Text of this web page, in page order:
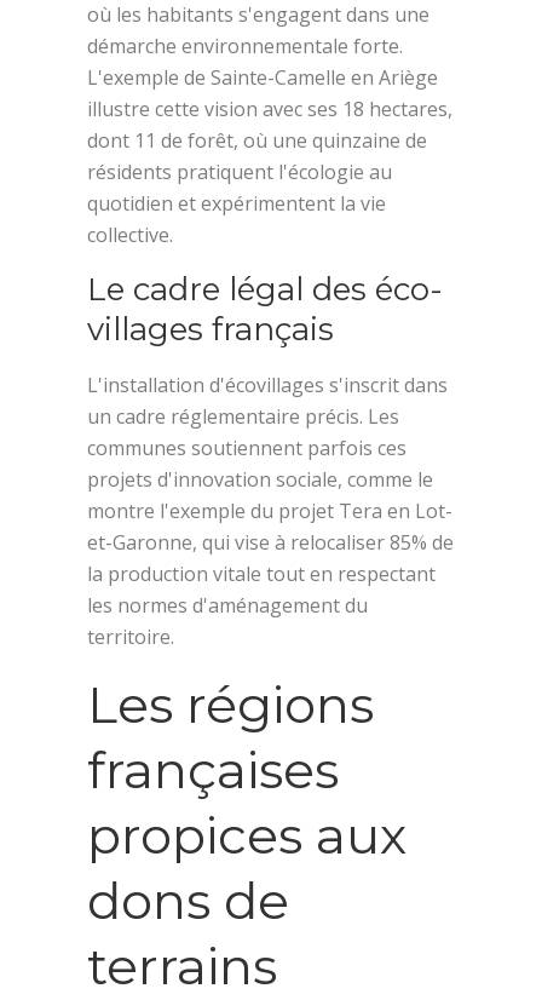
où les habitants s'engagent dans une
démarche environnementale forte.
L'exemple de Sainte-Camelle en Ariège
illustre cette vision avec ses 18 hectares,
dont 11 de forêt, où une quinzaine de
résidents pratiquent l'écologie au
quotidien et expérimentent la vie
collective.
Le cadre légal des éco-
villages français
L'installation d'écovillages s'inscrit dans
un cadre réglementaire précis. Les
communes soutiennent parfois ces
projets d'innovation sociale, comme le
montre l'exemple du projet Tera en Lot-
et-Garonne, qui vise à relocaliser 85% de
la production vitale tout en respectant
les normes d'aménagement du
territoire.
Les régions
françaises
propices aux
dons de
terrains